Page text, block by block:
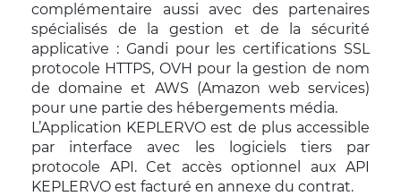
complémentaire aussi avec des partenaires
spécialisés de la gestion et de la sécurité
applicative : Gandi pour les certifications SSL
protocole HTTPS, OVH pour la gestion de nom
de domaine et AWS (Amazon web services)
pour une partie des hébergements média.
L’Application KEPLERVO est de plus accessible
par interface avec les logiciels tiers par
protocole API. Cet accès optionnel aux API
KEPLERVO est facturé en annexe du contrat.